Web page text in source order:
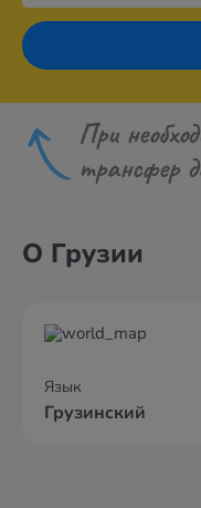
При
трансфер
О Грузии
Язык
Грузинский